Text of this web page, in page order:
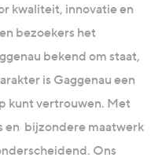
kwaliteit, innovatie en
bezoekers het
bekend om staat,
is Gaggenau een
kunt vertrouwen. Met
en bijzondere maatwerk
Ons